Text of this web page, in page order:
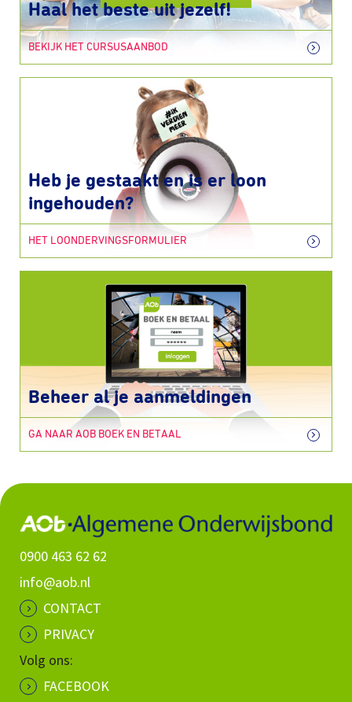
Haal het beste uit jezelf!
BEKIJK HET CURSUSAANBOD
Heb je gestaakt en is er loon
ingehouden?
HET LOONDERVINGSFORMULIER
Beheer al je aanmeldingen
GA NAAR AOB BOEK EN BETAAL
0900 463 62 62
info@aob.nl
CONTACT
PRIVACY
Volg ons:
FACEBOOK